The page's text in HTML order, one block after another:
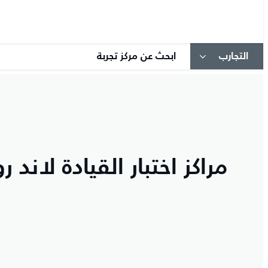
التجارب ابحث عن مركز تجربة
مراكز اختبار القيادة لاند